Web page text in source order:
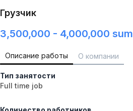
Грузчик
3,500,000 - 4,000,000 sum
Описание работы О компании
Тип занятости
Full time job